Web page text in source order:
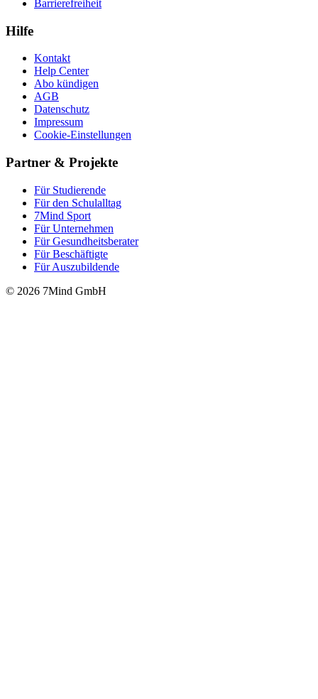
Barrierefreiheit
Hilfe
Kontakt
Help Center
Abo kündigen
AGB
Datenschutz
Impressum
Cookie-Einstellungen
Partner & Projekte
Für Stu­die­rende
Für den Schulalltag
7Mind Sport
Für Unter­neh­men
Für Gesund­heits­be­ra­ter
Für Beschäftigte
Für Auszubildende
© 2026 7Mind GmbH